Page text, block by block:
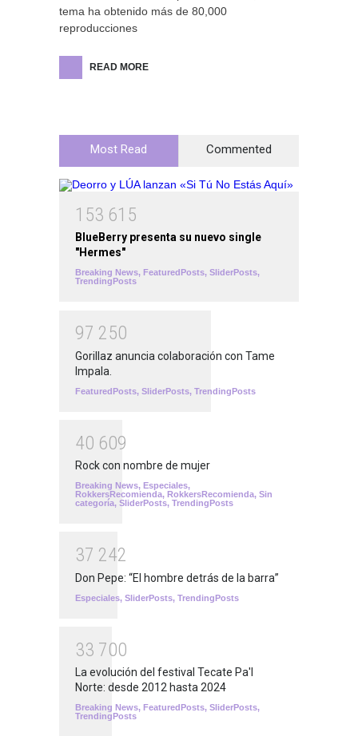
tema ha obtenido más de 80,000
reproducciones
READ MORE
Most Read Commented
1 53 61 5
BlueBerry presenta su nuevo single
"Hermes"
Breaking News, FeaturedPosts, SliderPosts,
TrendingPosts
97 250
Gorillaz anuncia colaboración con Tame
Impala.
FeaturedPosts, SliderPosts, TrendingPosts
40 609
Rock con nombre de mujer
Breaking News, Especiales,
RokkersRecomienda, RokkersRecomienda, Sin
categoría, SliderPosts, TrendingPosts
37 242
Don Pepe: “El hombre detrás de la barra”
Especiales, SliderPosts, TrendingPosts
33 700
La evolución del festival Tecate Pa'l
Norte: desde 2012 hasta 2024
Breaking News, FeaturedPosts, SliderPosts,
TrendingPosts